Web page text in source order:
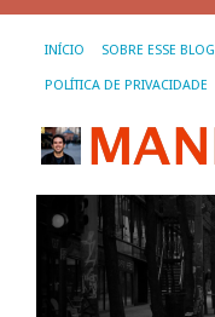
INÍCIO SOBRE ESSE BLOG
POLÍTICA DE PRIVACIDADE